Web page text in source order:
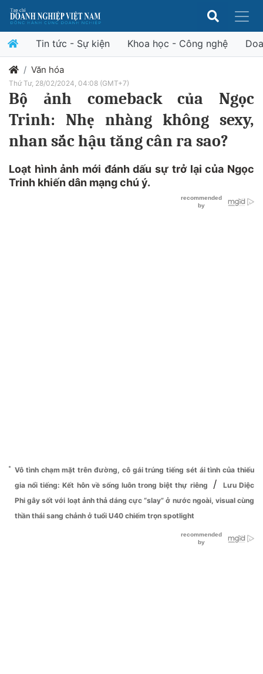
Tin tức - Sự kiện Khoa học - Công nghệ
Văn hóa
Thứ Tư, 28/02/2024, 04:08 (GMT+7)
Bộ ảnh comeback của Ngọc
Trinh: Nhẹ nhàng không sexy,
nhan sắc hậu tăng cân ra sao?
Loạt hình ảnh mới đánh dấu sự trở lại của Ngọc
Trinh khiến dân mạng chú ý.
Vô tình chạm mặt trên đường, cô gái trúng tiếng sét ái tình của thiếu
gia nổi tiếng: Kết hôn về sống luôn trong biệt thự riêng
/
Lưu Diệc
Phi gây sốt với loạt ảnh thả dáng cực “slay” ở nước ngoài, visual cùng
thần thái sang chảnh ở tuổi U40 chiếm trọn spotlight